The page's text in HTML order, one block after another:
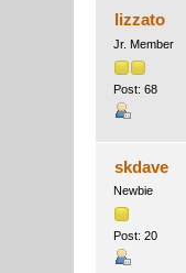
lizzato
Jr. Member
Post: 68
skdave
Newbie
Post: 20